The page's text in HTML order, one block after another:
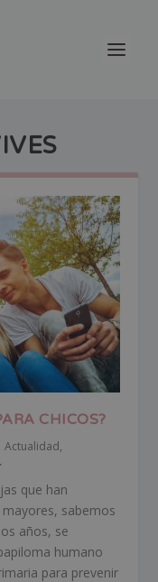
CHICOS?
Actualidad,
que han
sabemos
años, se
humano
para prevenir